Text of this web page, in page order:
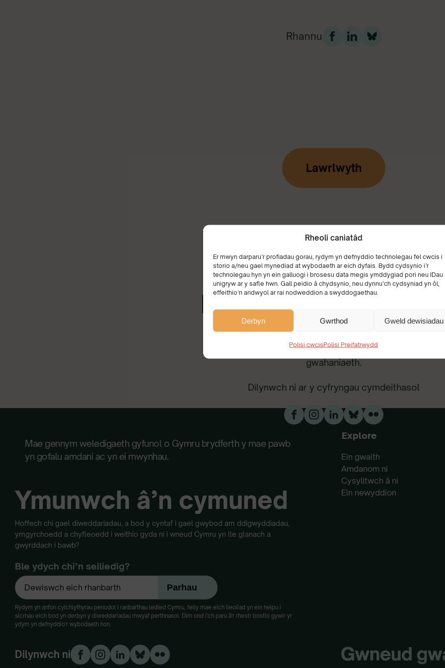
Rheoli caniatâd
Er mwyn darparu’r profiadau gorau, rydym yn defnyddio technolegau fel cwcis i
storio a/neu gael mynediad at wybodaeth ar eich dyfais. Bydd cydsynio i’r
technolegau hyn yn ein galluogi i brosesu data megis ymddygiad pori neu IDau
unigryw ar y safle hwn. Gall peidio â chydsynio, neu dynnu’ch cydsyniad yn ôl,
effeithio’n andwyol ar rai nodweddion a swyddogaethau.
Derbyn Gwrthod Gweld dewisiadau
Polisi cwcisPolisi Preifatrwydd
Rhannu
Lawrlwyth
Bydd yn rhan o'r
ffyrdd o gymryd camau, a straeon sy’n gwneud
gwahaniaeth.
Dilynwch ni ar y cyfryngau cymdeithasol
Mae gennym weledigaeth gyfunol o Gymru brydferth y mae pawb
yn gofalu amdani ac yn ei mwynhau.
Ymunwch â’n cymuned
Hoffech chi gael diweddariadau, a bod y cyntaf i gael gwybod am ddigwyddiadau,
ymgyrchoedd a chyfleoedd i weithio gyda ni i wneud Cymru yn lle glanach a
gwyrddach i bawb?
Ble ydych chi’n seiliedig?
Rydym yn anfon cylchlythyrau penodol i ranbarthau ledled Cymru, felly mae eich lleoliad yn ein helpu i
sicrhau eich bod yn derbyn y diweddariadau mwyaf perthnasol. Dim ond i'ch paru â'r rhestr bostio gywir yr
ydym yn defnyddio'r wybodaeth hon.
Dilynwch ni
Explore
Ein gwaith
Amdanom ni
Cysylltwch â ni
Ein newyddion